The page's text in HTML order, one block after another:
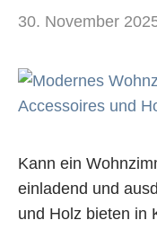
30. November
Kann ein
einladend und
und Holz bieten in